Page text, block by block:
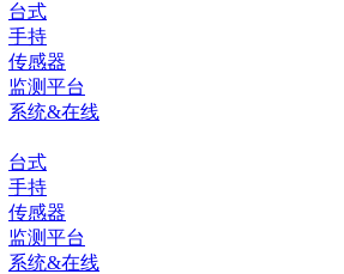
台式
手持
传感器
监测平台
系统&在线
台式
手持
传感器
监测平台
系统&在线